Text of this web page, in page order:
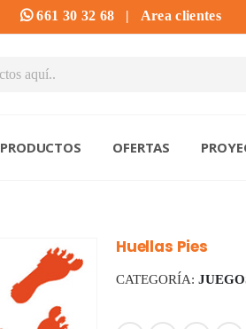
661 30 32 68 | Area clientes
PRODUCTOS OFERTAS
Huellas Pies
CATEGORÍA: